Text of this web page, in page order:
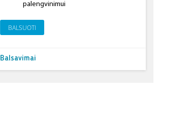
palengvinimui
BALSUOTI
Balsavimai